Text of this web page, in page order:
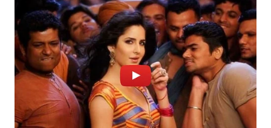
WN
TANJUNG
LESUNG
WN
WN